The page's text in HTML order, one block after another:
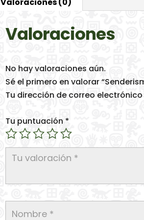
Valoraciones
No hay valoraciones aún.
Sé el primero en valorar
Tu dirección de correo
Tu puntuación *